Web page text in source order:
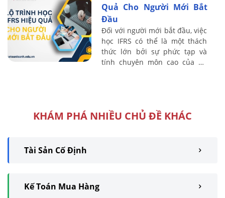
Quả Cho Người Mới Bắt
Đầu
Đối với người mới bắt đầu, việc
học IFRS có thể là một thách
thức lớn bởi sự phức tạp và
tính chuyên môn cao của hệ
KHÁM PHÁ NHIỀU CHỦ ĐỀ KHÁC
Tài Sản Cố Định
Kế Toán Mua Hàng